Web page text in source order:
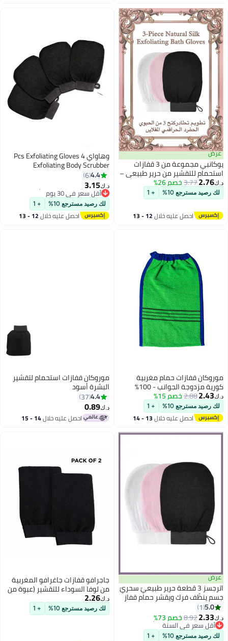
يوكانبي مجموعة من 3 قفازات
حرير طبيعي –
للجسم
ناعمة ومشرقة
+ 1
خلال 12 - 13
وهاواي 4 Pcs Exfoliating Gloves
Exfoliating Body Scrubber
Exfoliating Mitts for Body
Exfoliating Gloves Dead Skin
Exfoliator Scrubber for Women
Bath Shower Spa (Black)
4.4
6
د.ك‏3.15
#32 في قفازات الجسم
أقل سعر في 30 يوم
#32 في قفازات الجسم
+ 1
احصل عليه خلال 12 - 13
مغربية
كورية مزدوجة الجوانب - 100%
مع سوار
+ 1
خلال 13 - 14
موروكان قفازات استحمام لتقشير
البشرة أسود
4.4
37
د.ك‏ 0.89
احصل عليه خلال 14 - 15
حرير طبيعيّ سحريّ
حمام قفاز
+ 1
جاجرافو قفازات جاغرافو المغربية
من لوفا السوداء للتقشير (عبوة من
2) – فرك الجسم العميق علىد.ك‏2.26
+ 1